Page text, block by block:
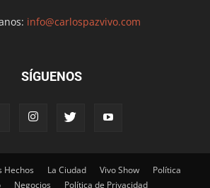
info@carlospazvivo.com
SÍGUENOS
Hechos La Ciudad Vivo Show
Política
Negocios Política de Privacidad